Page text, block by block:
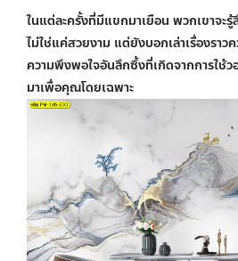
ในแต่ละครั้งที่มีแขกมาเยือน พวกเขาจะ
ไม่ใช่แค่สวยงาม แต่ยังบอกเล่าเรื่องรา
ความพึงพอใจอันลึกซึ้งที่เกิดจากการใช้ว
มาเพื่อคุณโดยเฉพาะ